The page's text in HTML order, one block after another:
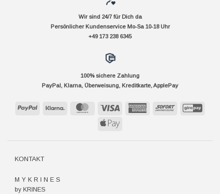
Wir sind 24/7 für Dich da
Persönlicher Kundenservice Mo-Sa 10-18 Uhr
+49 173 238 6345
100% sichere Zahlung
PayPal, Klarna, Überweisung, Kreditkarte, ApplePay
PayPal Klarna MasterCard Visa
AmericanSofort
Apple
KONTAKT
M Y K R I N E S
by KRINES